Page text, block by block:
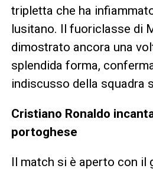
tripletta che ha
lusitano. Il fuoriclasse di
dimostrato ancora una
splendida forma,
indiscusso della squadra
Cristiano Ronaldo
portoghese
Il match si è aperto con il